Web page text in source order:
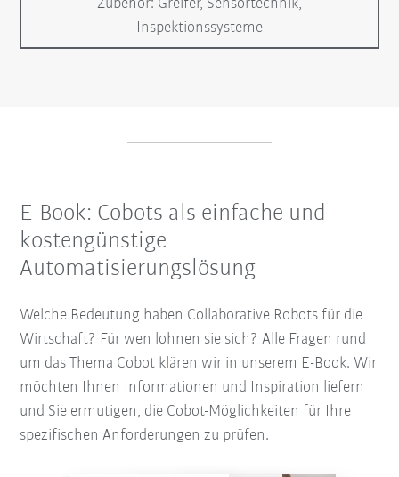
Zubehör: Greifer, Sensortechnik,
Inspektionssysteme
E-Book: Cobots als einfache und
kostengünstige
Automatisierungslösung
Welche Bedeutung haben Collaborative Robots für die
Wirtschaft? Für wen lohnen sie sich? Alle Fragen rund
um das Thema Cobot klären wir in unserem E-Book. Wir
möchten Ihnen Informationen und Inspiration liefern
und Sie ermutigen, die Cobot-Möglichkeiten für Ihre
spezifischen Anforderungen zu prüfen.